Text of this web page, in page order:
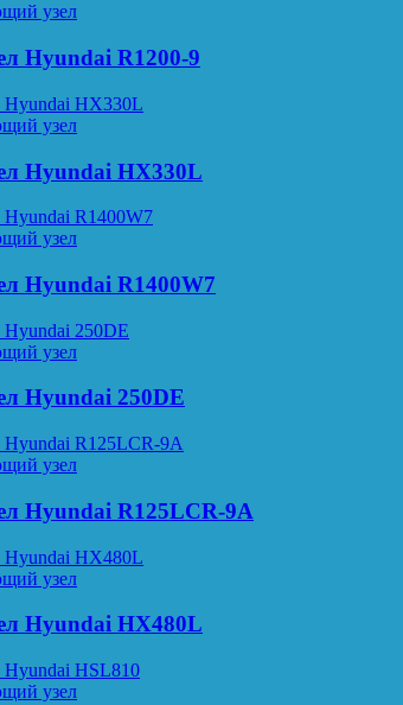
узел
Hyundai R1200-9
узел
Hyundai HX330L
узел
Hyundai R1400W7
узел
Hyundai 250DE
узел
Hyundai R125LCR-9A
узел
Hyundai HX480L
узел